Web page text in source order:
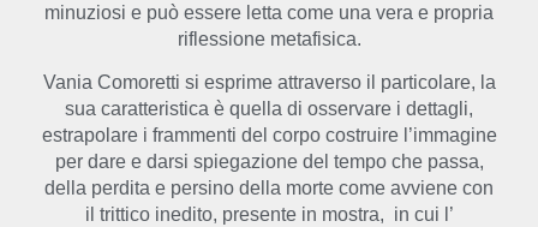
minuziosi e può essere letta come una vera e propria
riflessione metafisica.
Vania Comoretti si esprime attraverso il particolare, la
sua caratteristica è quella di osservare i dettagli,
estrapolare i frammenti del corpo costruire l’immagine
per dare e darsi spiegazione del tempo che passa,
della perdita e persino della morte come avviene con
il trittico inedito, presente in mostra, in cui l’